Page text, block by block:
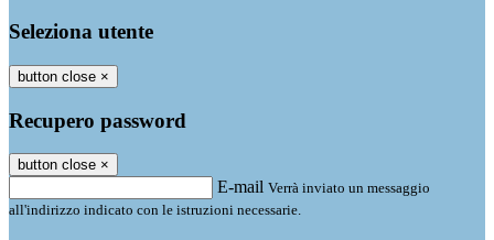
Seleziona utente
button close ×
Recupero password
button close ×
E-mail Verrà inviato un messaggio
all'indirizzo indicato con le istruzioni necessarie.